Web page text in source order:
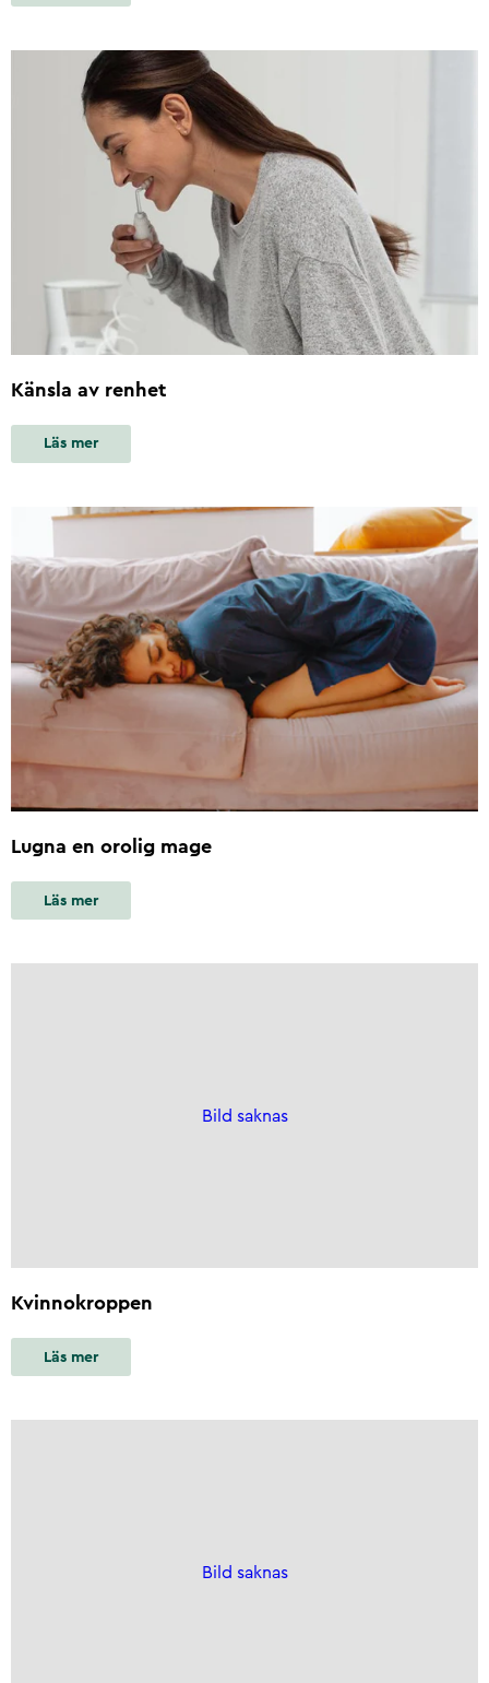
Känsla av renhet
Läs mer
Lugna en orolig mage
Läs mer
Bild saknas
Kvinnokroppen
Läs mer
Bild saknas